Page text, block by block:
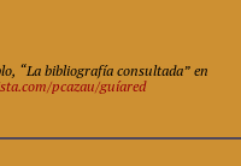
“La bibliografía consultada” en
pcazau/guíared